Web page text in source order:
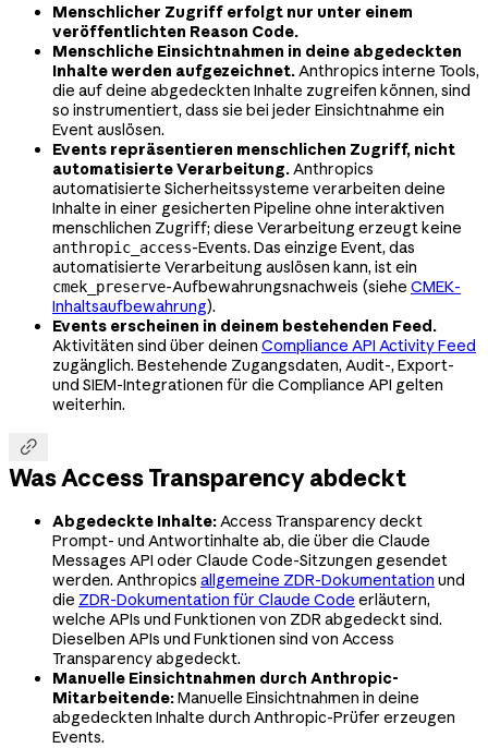
Menschlicher Zugriff erfolgt nur unter einem
veröffentlichten Reason Code.
Menschliche Einsichtnahmen in deine abgedeckten
Inhalte werden aufgezeichnet.Anthropics interne Tools,
die auf deine abgedeckten Inhalte zugreifen können, sind
so instrumentiert, dass sie bei jeder Einsichtnahme ein
Event auslösen.
Events repräsentieren menschlichen Zugriff, nicht
automatisierte Verarbeitung.Anthropics
automatisierte Sicherheitssysteme verarbeiten deine
Inhalte in einer gesicherten Pipeline ohne interaktiven
menschlichen Zugriff; diese Verarbeitung erzeugt keine
anthropic_access-Events. Das einzige Event, das
automatisierte Verarbeitung auslösen kann, ist ein
cmek_preserve-Aufbewahrungsnachweis (siehe CMEK-
Inhaltsaufbewahrung).
Events erscheinen in deinem bestehenden Feed.
Aktivitäten sind über deinen Compliance API Activity Feed
zugänglich. Bestehende Zugangsdaten, Audit-, Export-
und SIEM-Integrationen für die Compliance API gelten
weiterhin.

Was Access Transparency abdeckt
Abgedeckte Inhalte: Access Transparency deckt
Prompt- und Antwortinhalte ab, die über die Claude
Messages API oder Claude Code-Sitzungen gesendet
werden. Anthropics allgemeine ZDR-Dokumentation und
die ZDR-Dokumentation für Claude Code erläutern,
welche APIs und Funktionen von ZDR abgedeckt sind.
Dieselben APIs und Funktionen sind von Access
Transparency abgedeckt.
Manuelle Einsichtnahmen durch Anthropic-
Mitarbeitende:Manuelle Einsichtnahmen in deine
abgedeckten Inhalte durch Anthropic-Prüfer erzeugen
Events.